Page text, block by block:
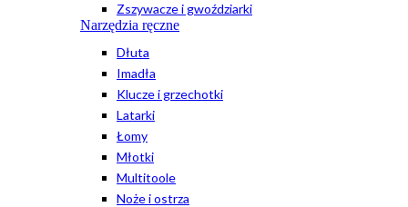
Zszywacze i gwoździarki
Narzędzia ręczne
Dłuta
Imadła
Klucze i grzechotki
Latarki
Łomy
Młotki
Multitoole
Noże i ostrza